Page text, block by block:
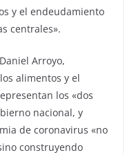
y el endeudamiento
centrales».
Arroyo,
alimentos y el
los «dos
nacional, y
de coronavirus «no
construyendo